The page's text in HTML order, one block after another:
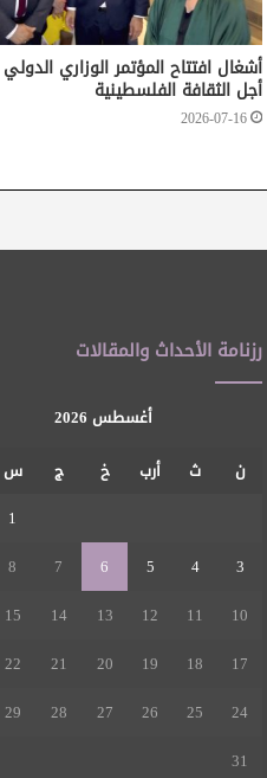
أشغال افتتاح المؤتمر الوزاري
أجل الثقافة الفلسطينية
2026-07-16
رزنامة الأحداث والمقالات
أغسطس 2026
ن
ث أرب خ ج س
1
3
4
5
6
7
8
10
11
12
13
14
15
17
18
19
20
21
22
24
25
26
27
28
29
31